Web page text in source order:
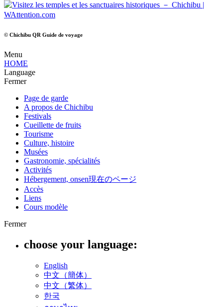
© Chichibu QR Guide de voyage
Menu
HOME
Language
Fermer
Page de garde
A propos de Chichibu
Festivals
Cueillette de fruits
Tourisme
Culture, histoire
Musées
Gastronomie, spécialités
Activités
Hébergement, onsen現在のページ
Accès
Liens
Cours modèle
Fermer
choose your language:
English
中文（簡体）
中文（繁体）
한국